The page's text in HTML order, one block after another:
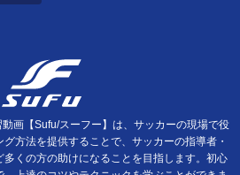
画【Sufu/スーフー】は、サッカーの現場で役
方法を提供することで、サッカーの指導者・
多くの方の助けになることを目指します。初心